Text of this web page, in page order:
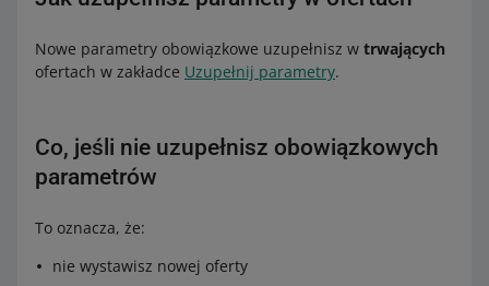
Nowe parametry obowiązkowe uzupełnisz w trwających
ofertach w zakładce Uzupełnij parametry.
Co, jeśli nie uzupełnisz obowiązkowych
parametrów
To oznacza, że:
nie wystawisz nowej oferty